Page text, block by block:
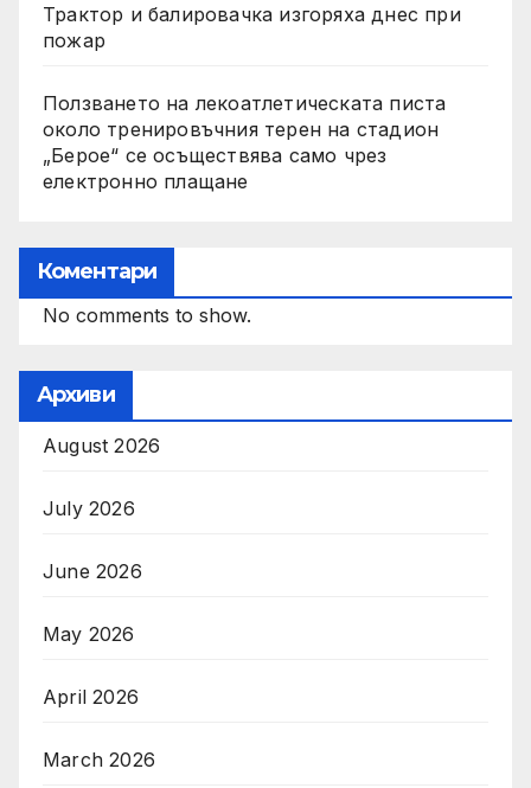
Трактор и балировачка изгоряха днес при
пожар
Ползването на лекоатлетическата писта
около тренировъчния терен на стадион
„Берое“ се осъществява само чрез
електронно плащане
Коментари
No comments to show.
Архиви
August 2026
July 2026
June 2026
May 2026
April 2026
March 2026